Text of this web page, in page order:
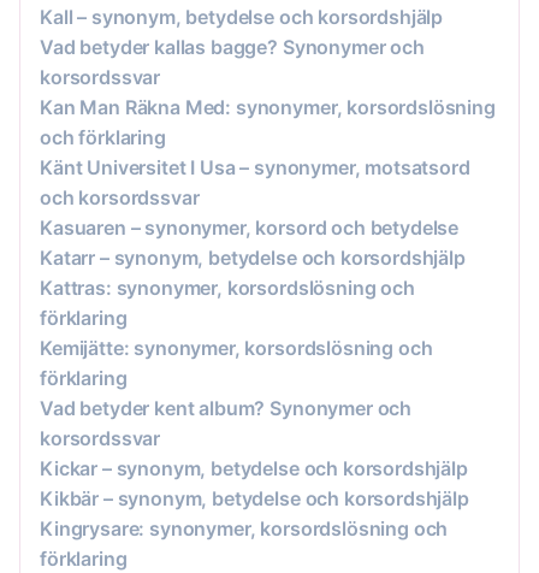
Kall – synonym, betydelse och korsordshjälp
Vad betyder kallas bagge? Synonymer och
korsordssvar
Kan Man Räkna Med: synonymer, korsordslösning
och förklaring
Känt Universitet I Usa – synonymer, motsatsord
och korsordssvar
Kasuaren – synonymer, korsord och betydelse
Katarr – synonym, betydelse och korsordshjälp
Kattras: synonymer, korsordslösning och
förklaring
Kemijätte: synonymer, korsordslösning och
förklaring
Vad betyder kent album? Synonymer och
korsordssvar
Kickar – synonym, betydelse och korsordshjälp
Kikbär – synonym, betydelse och korsordshjälp
Kingrysare: synonymer, korsordslösning och
förklaring